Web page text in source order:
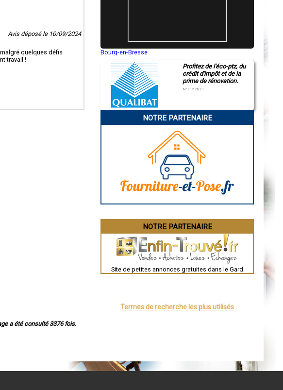
Avis déposé le 10/09/2024
quelques défis
travail !
a été consulté 3376 fois.
Bourg-en-Bresse
Montluçon
Manosque
Gap
Charleville-Mézières
Pamiers
Narbonne
Brive-la-Gaillarde
Guéret
Besançon
Évreux
Chartres
Nîmes
Auch
Orléans
Cahors
Profitez de l'éco-ptz, du
crédit d'impôt et de la
prime de rénovation.
N°E157671
NOTRE PARTENAIRE
NOTRE PARTENAIRE
Site de petites annonces gratuites dans le Gard
Termes de recherche les plus utilisés